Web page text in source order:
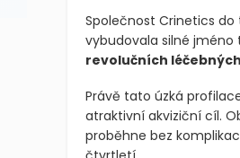
Společnost Crinetics
vybudovala silné jméno
revolučních
Právě tato úzká
atraktivní akviziční cíl.
proběhne bez